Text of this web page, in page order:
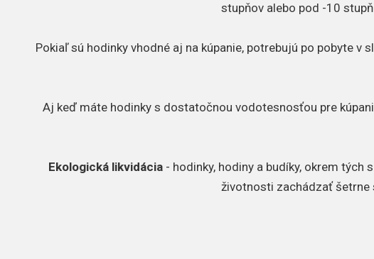
stupňov alebo pod -10
Pokiaľ sú hodinky vhodné aj na kúpanie, potrebujú po pobyte
Aj keď máte hodinky s dostatočnou vodotesnosťou pre
Ekologická likvidácia - hodinky, hodiny a budíky, okrem
životnosti zachádzať šetrne